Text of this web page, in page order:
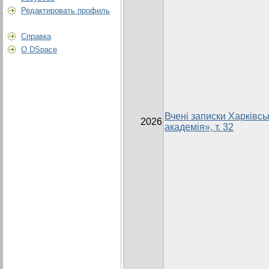
Редактировать профиль
Справка
О DSpace
2026
Вчені записки
академія», т. 32